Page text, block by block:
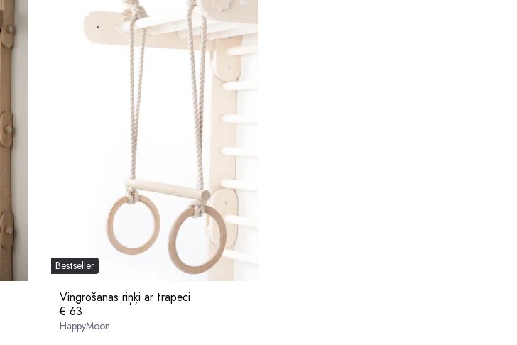
Bestseller
Vingrošanas riņķi ar trapeci
€ 63
HappyMoon